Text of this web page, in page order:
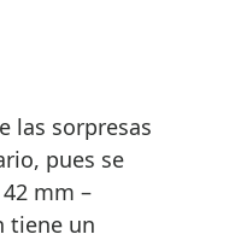
las sorpresas
pues se
mm –
tiene un